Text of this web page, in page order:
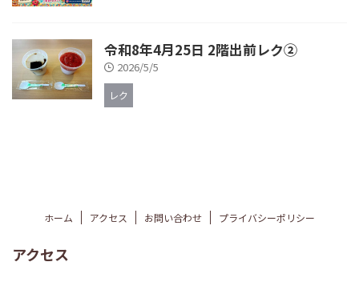
令和8年4月25日 2階出前レク②
2026/5/5
レク
ホーム アクセス お問い合わせ プライバシーポリシー
アクセス